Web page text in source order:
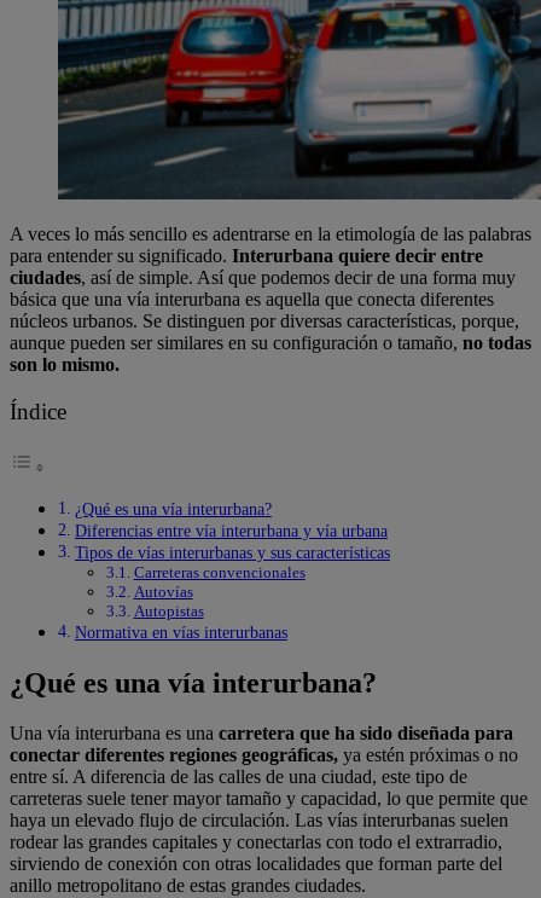
A veces lo más sencillo es adentrarse en la etimología de las palabras
para entender su significado. Interurbana quiere decir entre
ciudades, así de simple. Así que podemos decir de una forma muy
básica que una vía interurbana es aquella que conecta diferentes
núcleos urbanos. Se distinguen por diversas características, porque,
aunque pueden ser similares en su configuración o tamaño, no todas
son lo mismo.
Índice
¿Qué es una vía interurbana?
Diferencias entre vía interurbana y vía urbana
Tipos de vías interurbanas y sus características
Carreteras convencionales
Autovías
Autopistas
Normativa en vías interurbanas
¿Qué es una vía interurbana?
Una vía interurbana es una carretera que ha sido diseñada para
conectar diferentes regiones geográficas, ya estén próximas o no
entre sí. A diferencia de las calles de una ciudad, este tipo de
carreteras suele tener mayor tamaño y capacidad, lo que permite que
haya un elevado flujo de circulación. Las vías interurbanas suelen
rodear las grandes capitales y conectarlas con todo el extrarradio,
sirviendo de conexión con otras localidades que forman parte del
anillo metropolitano de estas grandes ciudades.